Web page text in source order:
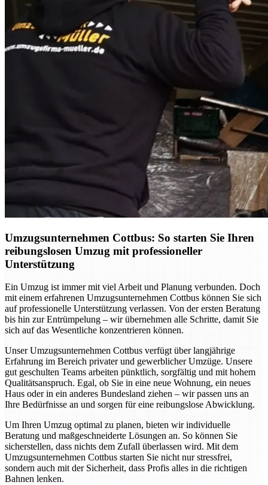
Umzugsunternehmen Cottbus: So starten Sie Ihren
reibungslosen Umzug mit professioneller
Unterstützung
Ein Umzug ist immer mit viel Arbeit und Planung verbunden. Doch
mit einem erfahrenen Umzugsunternehmen Cottbus können Sie sich
auf professionelle Unterstützung verlassen. Von der ersten Beratung
bis hin zur Entrümpelung – wir übernehmen alle Schritte, damit Sie
sich auf das Wesentliche konzentrieren können.
Unser Umzugsunternehmen Cottbus verfügt über langjährige
Erfahrung im Bereich privater und gewerblicher Umzüge. Unsere
gut geschulten Teams arbeiten pünktlich, sorgfältig und mit hohem
Qualitätsanspruch. Egal, ob Sie in eine neue Wohnung, ein neues
Haus oder in ein anderes Bundesland ziehen – wir passen uns an
Ihre Bedürfnisse an und sorgen für eine reibungslose Abwicklung.
Um Ihren Umzug optimal zu planen, bieten wir individuelle
Beratung und maßgeschneiderte Lösungen an. So können Sie
sicherstellen, dass nichts dem Zufall überlassen wird. Mit dem
Umzugsunternehmen Cottbus starten Sie nicht nur stressfrei,
sondern auch mit der Sicherheit, dass Profis alles in die richtigen
Bahnen lenken.